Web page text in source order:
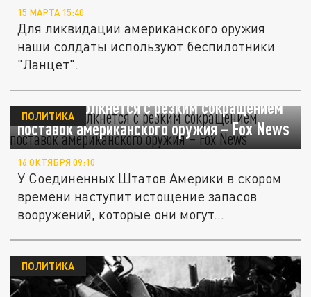
15 МАРТА 15:40
Для ликвидации американского оружия
наши солдаты используют беспилотники
"Ланцет".
Украина столкнется с резким сокращением
поставок американского оружия – Fox News
ПОЛИТИКА
16 ОКТЯБРЯ 09:10
У Соединенных Штатов Америки в скором
времени наступит истощение запасов
вооружений, которые они могут...
ПОЛИТИКА